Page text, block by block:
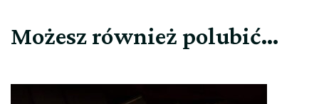
Możesz również polubić…